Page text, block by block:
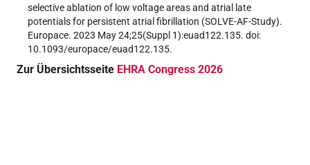
selective ablation of low voltage areas and atrial late
potentials for persistent atrial fibrillation (SOLVE-AF-Study).
Europace. 2023 May 24;25(Suppl 1):euad122.135. doi:
10.1093/europace/euad122.135.
Zur Übersichtsseite EHRA Congress 2026